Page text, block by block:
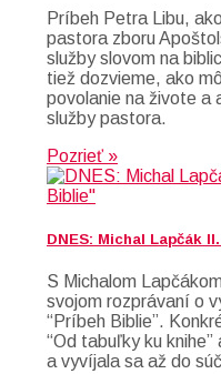
Príbeh Petra Libu,
pastora zboru
služby slovom na
tiež dozvieme, ako
povolanie na živote a
služby pastora.
Pozrieť »
DNES: Michal Lapčák
S Michalom
svojom rozprávaní o
“Príbeh Biblie”.
“Od tabuľky ku
a vyvíjala sa až do